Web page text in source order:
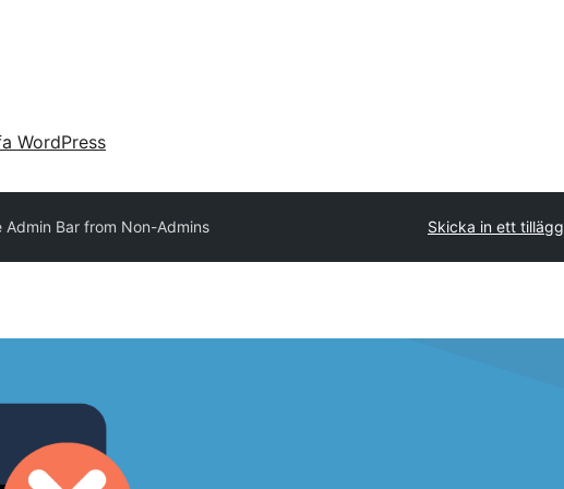
WordPress
Admin Bar from Non-Admins Skicka in ett tillägg